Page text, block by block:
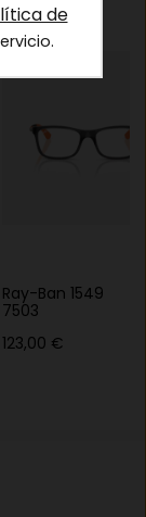
Ray-Ban 1549
7503
123,00 €
de